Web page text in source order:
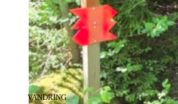
KATEGORI:
VANDRING